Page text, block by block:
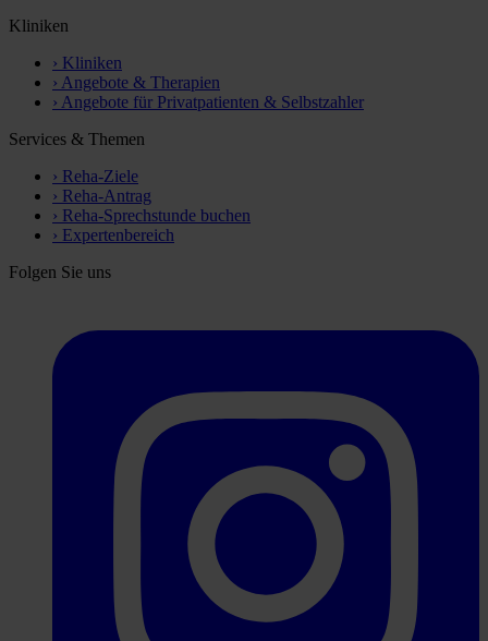
Kliniken
› Kliniken
› Angebote & Therapien
› Angebote für Privatpatienten & Selbstzahler
Services & Themen
› Reha-Ziele
› Reha-Antrag
› Reha-Sprechstunde buchen
› Expertenbereich
Folgen Sie uns